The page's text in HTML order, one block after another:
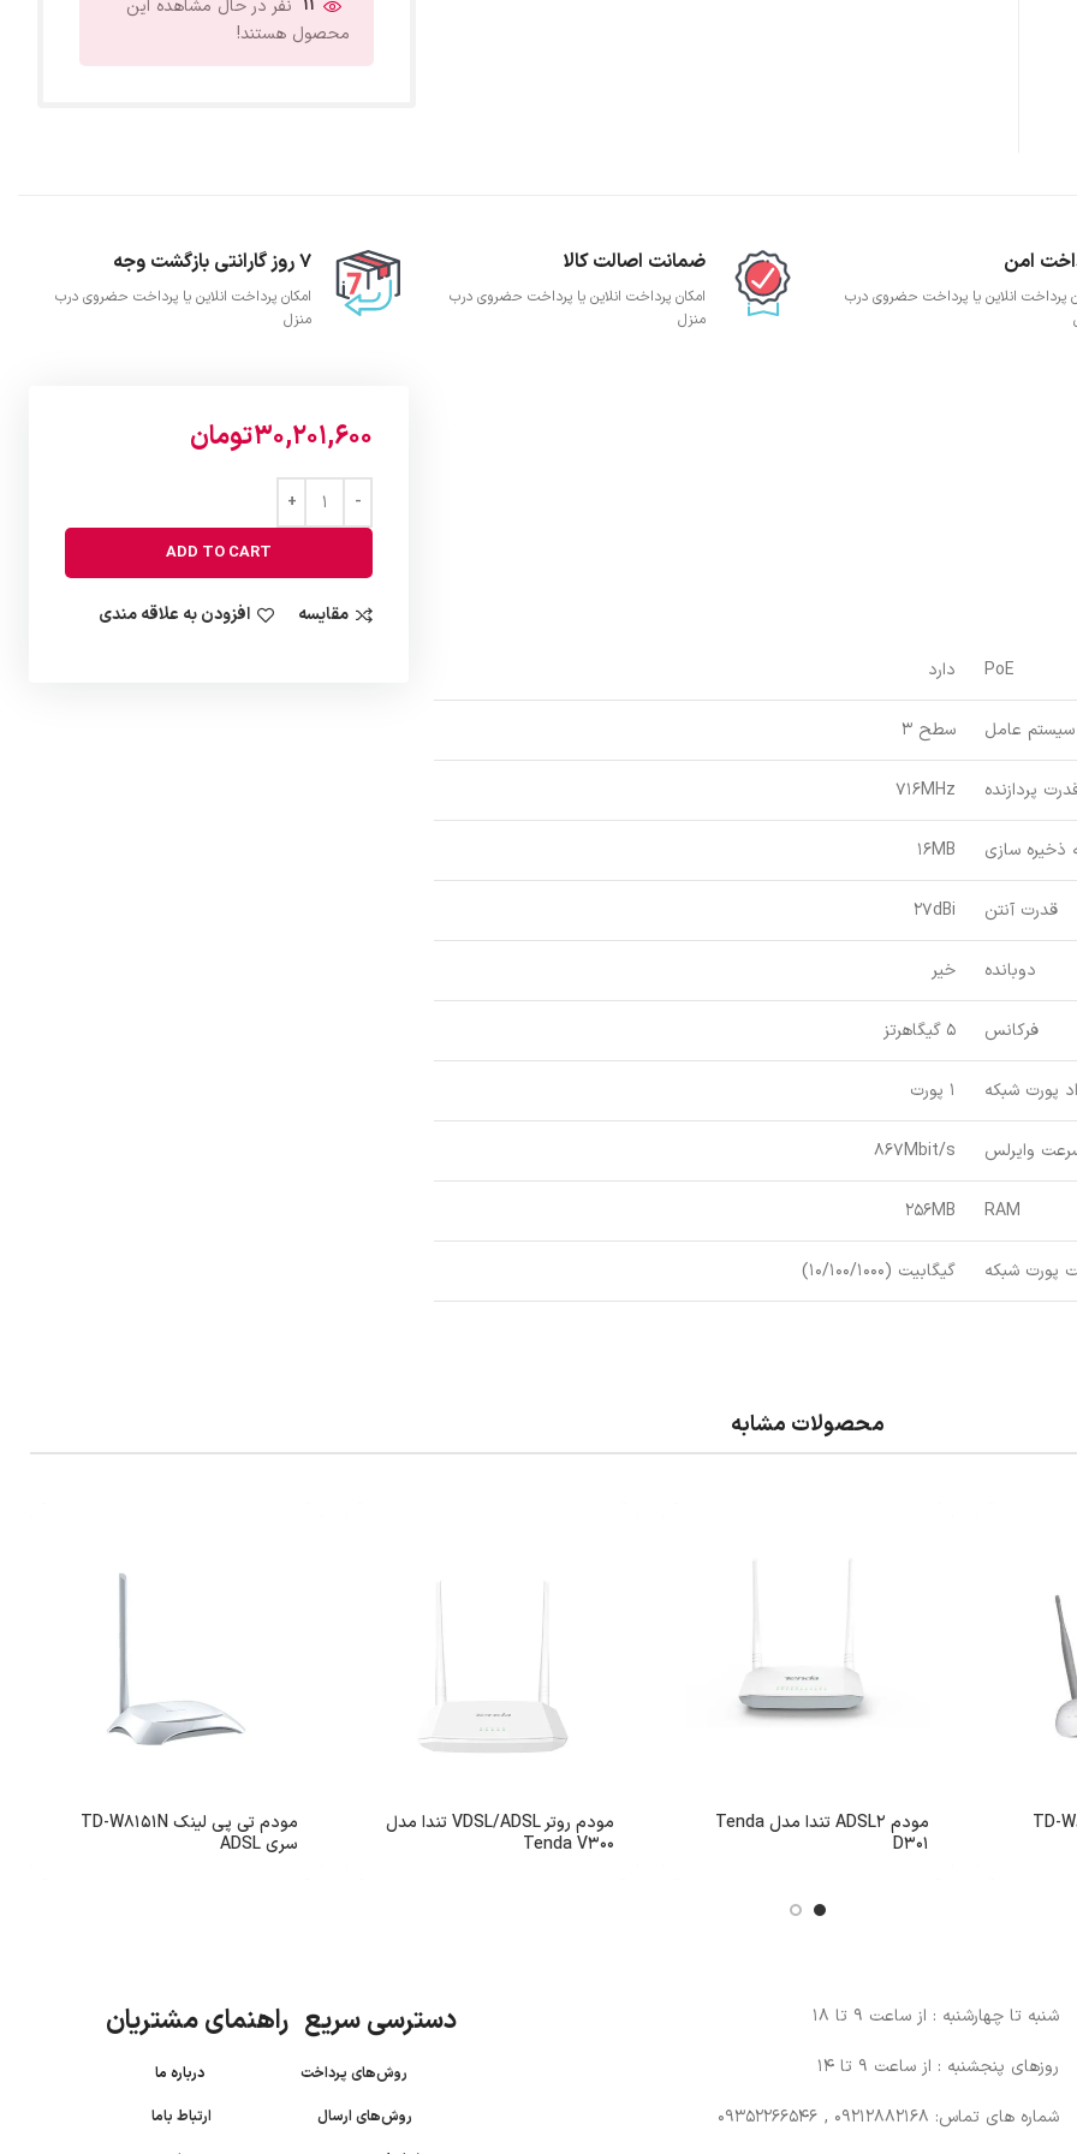
نفر در حال مشاهده این
محصول هستند!
امن
پرداخت انلاین یا پرداخت حضروی درب
ضمانت اصالت کالا
امکان پرداخت انلاین یا پرداخت حضروی درب
منزل
7 روز گارانتی بازگشت وجه
امکان پرداخت انلاین یا پرداخت حضروی درب
منزل
PoE دارد
عامل سطح 3
پردازنده 716MHz
سازی 16MB
قدرت آنتن 27dBi
دوبانده خیر
فرکانس 5 گیگاهرتز
پورت شبکه 1 پورت
وایرلس 867Mbit/s
RAM
256MB
پورت شبکه گیگابیت (10/100/1000)
30,201,600تومان
ADD TO CART
مقایسه افزودن به علاقه مندی
محصولات مشابه
مودم ADSL2 تندا مدل Tenda
D301
مودم روتر VDSL/ADSL تندا مدل
Tenda V300
مودم تی پی لینک TD-W8151N
سری ADSL
شنبه تا چهارشنبه : از ساعت 9 تا 18
روزهای پنجشنبه : از ساعت 9 تا 14
شماره های تماس: 09212882168 , 09352266546
دسترسی سریع راهنمای مشتریان
روش‌های پرداختدرباره ما
روش‌های ارسال
ارتباط باما